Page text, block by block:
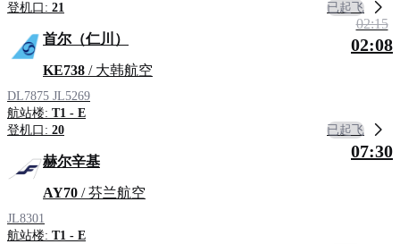
登机口: 21 已起飞
首尔（仁川）
KE738 / 大韩航空
DL7875 JL5269
航站楼: T1 - E
登机口: 20
02:15
02:08
已起飞
赫尔辛基
AY70 / 芬兰航空
JL8301
航站楼: T1 - E
07:30